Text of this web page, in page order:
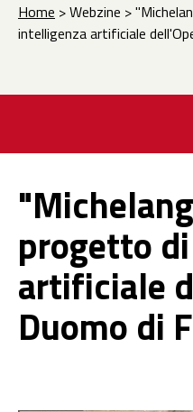
Home > Webzine >
intelligenza artificiale
progetto
artificiale
Duomo di